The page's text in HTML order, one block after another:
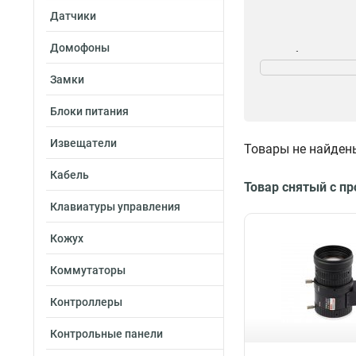
Датчики
Домофоны
Замки
Блоки питания
Извещатели
Кабель
Клавиатуры управления
Кожух
Коммутаторы
Контроллеры
Контрольные панели
Угол обзора
922°-286° 1
516°-167° 1
338°-88° 1
998°-271° 2
367°-115°
Товары не
Товар снятый с